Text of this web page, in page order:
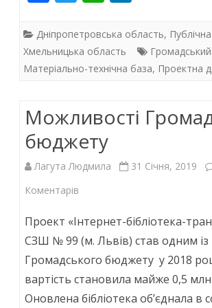
життя
e
b
o
k
itt
er
at
s
A
p
k
e
dI
Дніпропетровська область,
Хмельницька область
Матеріально-технічна база, Проектна
Можливості
бюджету
Лагута Людмила 31 Січня, 2019
Коментарів
Можливості
Громадського
бюджету
Проект «Інтернет-бібліотека-
СЗШ № 99 (м. Львів) став одним
Громадського бюджету у 2018
вартість становила майже 0,5
Оновлена бібліотека об’єднала в